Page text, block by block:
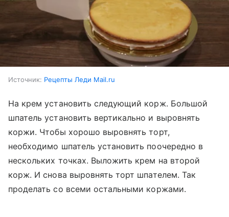
Источник: Рецепты Леди Mail.ru
На крем установить следующий корж. Большой
шпатель установить вертикально и выровнять
коржи. Чтобы хорошо выровнять торт,
необходимо шпатель установить поочередно в
нескольких точках. Выложить крем на второй
корж. И снова выровнять торт шпателем. Так
проделать со всеми остальными коржами.